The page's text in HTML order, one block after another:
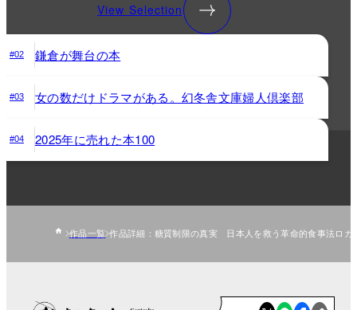
View Selection
#02 鎌倉が舞台の本
#03 女の数だけドラマがある。幻冬舎文庫婦人倶楽部
#04 2025年に売れた本100
作品一覧 作品詳細：糖質制限の真実 日本人を救う革命的食事法ロカ